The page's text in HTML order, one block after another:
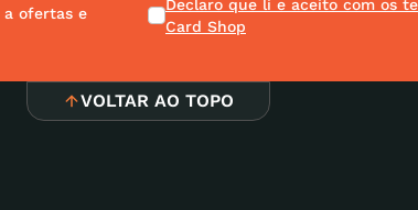
a ofertas e
Declaro que li e aceito com os
Card Shop
VOLTAR AO TOPO